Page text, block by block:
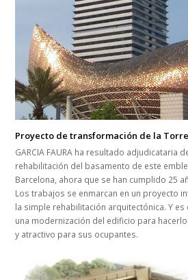
Proyecto de transformación de la
GARCIA FAURA ha resultado adjudicataria
rehabilitación del basamento de este
Barcelona, ahora que se han cumplido 25
Los trabajos se enmarcan en un proyecto
la simple rehabilitación arquitectónica. Y
una modernización del edificio para
y atractivo para sus ocupantes.